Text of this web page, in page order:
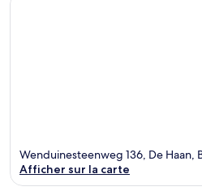
Wenduinesteenweg 136, De Haan,
Afficher sur la carte